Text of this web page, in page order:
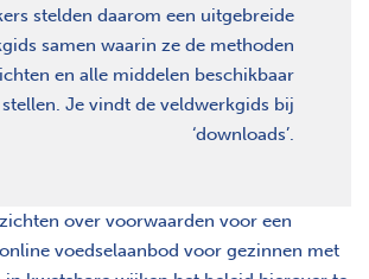
stelden daarom een uitgebreide
samen waarin ze de methoden
en alle middelen beschikbaar
stellen. Je vindt de veldwerkgids bij
‘downloads’.
over voorwaarden voor een
voedselaanbod voor gezinnen met